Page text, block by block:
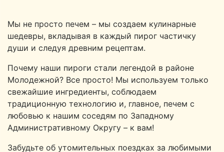
Мы не просто печем – мы создаем кулинарные
шедевры, вкладывая в каждый пирог частичку
души и следуя древним рецептам.
Почему наши пироги стали легендой в районе
Молодежной? Все просто! Мы используем только
свежайшие ингредиенты, соблюдаем
традиционную технологию и, главное, печем с
любовью к нашим соседям по Западному
Административному Округу – к вам!
Забудьте об утомительных поездках за любимыми